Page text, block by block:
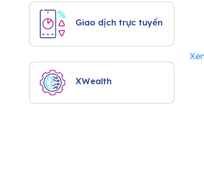
Giao dịch trực tuyến
XWealth